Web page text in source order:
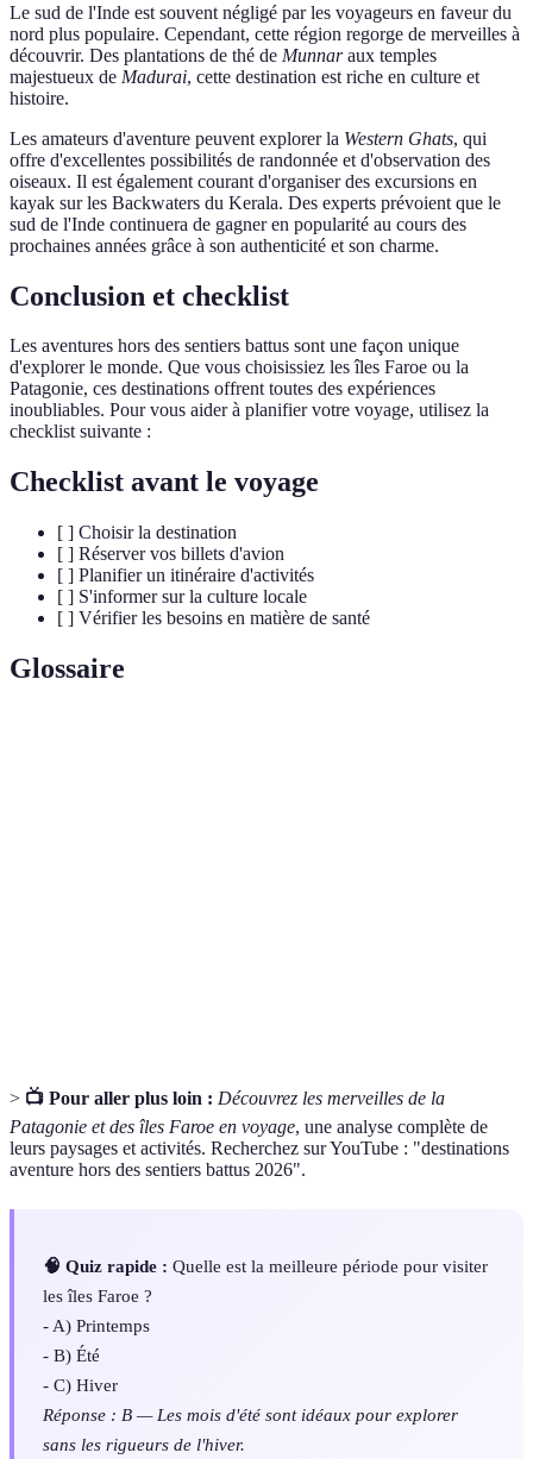
Le sud de l'Inde est souvent négligé par les voyageurs en faveur du
nord plus populaire. Cependant, cette région regorge de merveilles à
découvrir. Des plantations de thé de Munnaraux temples
majestueux de Madurai, cette destination est riche en culture et
histoire.
Les amateurs d'aventure peuvent explorer la Western Ghats, qui
offre d'excellentes possibilités de randonnée et d'observation des
oiseaux. Il est également courant d'organiser des excursions en
kayak sur les Backwaters du Kerala. Des experts prévoient que le
sud de l'Inde continuera de gagner en popularité au cours des
prochaines années grâce à son authenticité et son charme.
Conclusion et checklist
Les aventures hors des sentiers battus sont une façon unique
d'explorer le monde. Que vous choisissiez les îles Faroe ou la
Patagonie, ces destinations offrent toutes des expériences
inoubliables. Pour vous aider à planifier votre voyage, utilisez la
checklist suivante :
Checklist avant le voyage
[ ] Choisir la destination
[ ] Réserver vos billets d'avion
[ ] Planifier un itinéraire d'activités
[ ] S'informer sur la culture locale
[ ] Vérifier les besoins en matière de santé
Glossaire
> 📺 Pour aller plus loin : Découvrez les merveilles de la
Patagonie et des îles Faroe en voyage, une analyse complète de
leurs paysages et activités. Recherchez sur YouTube : "destinations
aventure hors des sentiers battus 2026".
🧠 Quiz rapide : Quelle est la meilleure période pour visiter
les îles Faroe ?
- A) Printemps
- B) Été
- C) Hiver
Réponse : B — Les mois d'été sont idéaux pour explorer
sans les rigueurs de l'hiver.